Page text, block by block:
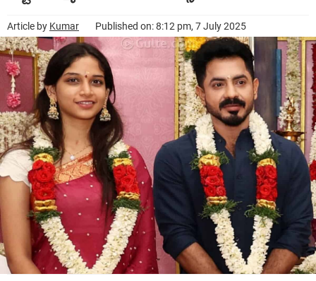
Article by Kumar Published on: 8:12 pm, 7 July 2025